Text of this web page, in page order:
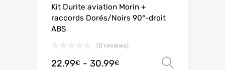
Kit Durite aviation Morin +
raccords Dorés/Noirs 90°-droit
ABS
(0 reviews)
22.99€ - 30.99€